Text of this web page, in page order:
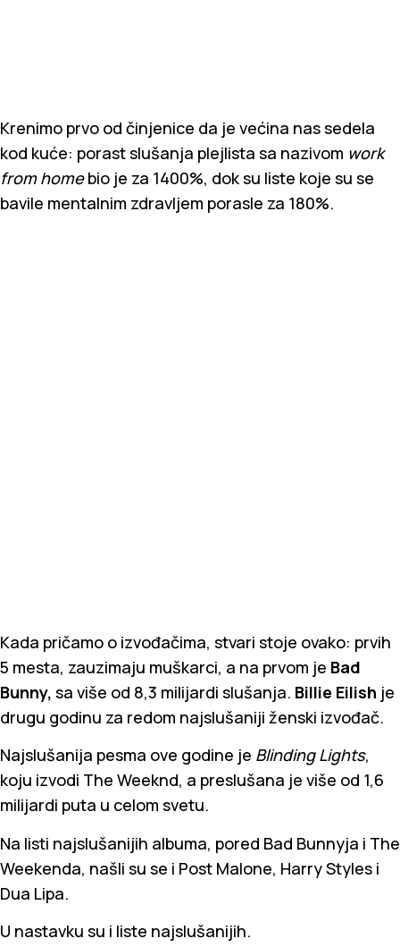
Krenimo prvo od činjenice da je većina nas sedela
kod kuće: porast slušanja plejlista sa nazivom work
from homebio je za 1400%, dok su liste koje su se
bavile mentalnim zdravljem porasle za 180%.
Kada pričamo o izvođačima, stvari stoje ovako: prvih
5 mesta, zauzimaju muškarci, a na prvom je Bad
Bunny, sa više od 8,3 milijardi slušanja. Billie Eilish je
drugu godinu za redom najslušaniji ženski izvođač.
Najslušanija pesma ove godine je Blinding Lights,
koju izvodi The Weeknd, a preslušana je više od 1,6
milijardi puta u celom svetu.
Na listi najslušanijih albuma, pored Bad Bunnyja i The
Weekenda, našli su se i Post Malone, Harry Styles i
Dua Lipa.
U nastavku su i liste najslušanijih.